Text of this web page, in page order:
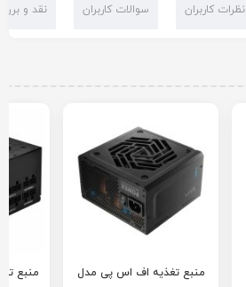
نظرات کاربران سوالات کاربران نقد و
منبع تغذیه اف اس پی مدل
منبع